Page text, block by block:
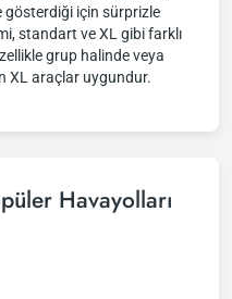
gösterdiği için sürprizle
standart ve XL gibi farklı
grup halinde veya
XL araçlar uygundur.
Havayolları